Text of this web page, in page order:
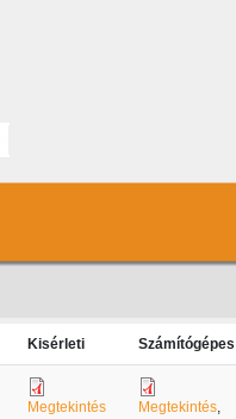
Kisérleti Számítógépes
Megtekintés Megtekintés,